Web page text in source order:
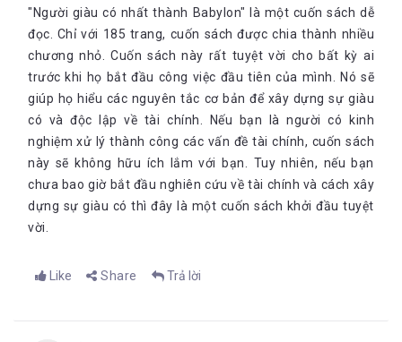
qua đó sự giàu có sẽ dần dần tích lũy: trước hết là có được
những món tiền nhỏ rồi sau đó là những món tiền lớn hơn.
--------------------------------------------------
Theo dõi fanpage của Bookademy để cập nhật các thông tin
thú vị về sách tại link: Bookademy
Bạn đam mê viết lách, yêu thích đọc sách và muốn lan tỏa văn
hóa đọc tới cộng đồng củaYBOX.VN? Đăng ký để trở thành
CTV Bookademy tại link: http://bit.ly/bookademy_ctv
(*) Bản quyền bài viết thuộc về Bookademy - Ybox. Khi chia sẻ
hoặc đăng tải lại, vui lòng trích dẫn nguồn đầy đủ "Tên tác giả -
Bookademy." Các bài viết trích nguồn không đầy đủ cú pháp
đều không được chấp nhận và phải gỡ bỏ.
"Người giàu có nhất thành Babylon" là một cuốn sách dễ
đọc. Chỉ với 185 trang, cuốn sách được chia thành nhiều
chương nhỏ. Cuốn sách này rất tuyệt vời cho bất kỳ ai
trước khi họ bắt đầu công việc đầu tiên của mình. Nó sẽ
giúp họ hiểu các nguyên tắc cơ bản để xây dựng sự giàu
có và độc lập về tài chính. Nếu bạn là người có kinh
nghiệm xử lý thành công các vấn đề tài chính, cuốn sách
này sẽ không hữu ích lắm với bạn. Tuy nhiên, nếu bạn
chưa bao giờ bắt đầu nghiên cứu về tài chính và cách xây
dựng sự giàu có thì đây là một cuốn sách khởi đầu tuyệt
vời.
Like Share Trả lời